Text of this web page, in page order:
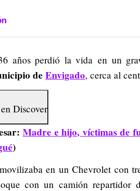
años perdió la vida en un
de Envigado, cerca al
en Discover
Madre e hijo, víctimas de
)
en un Chevrolet con
con un camión